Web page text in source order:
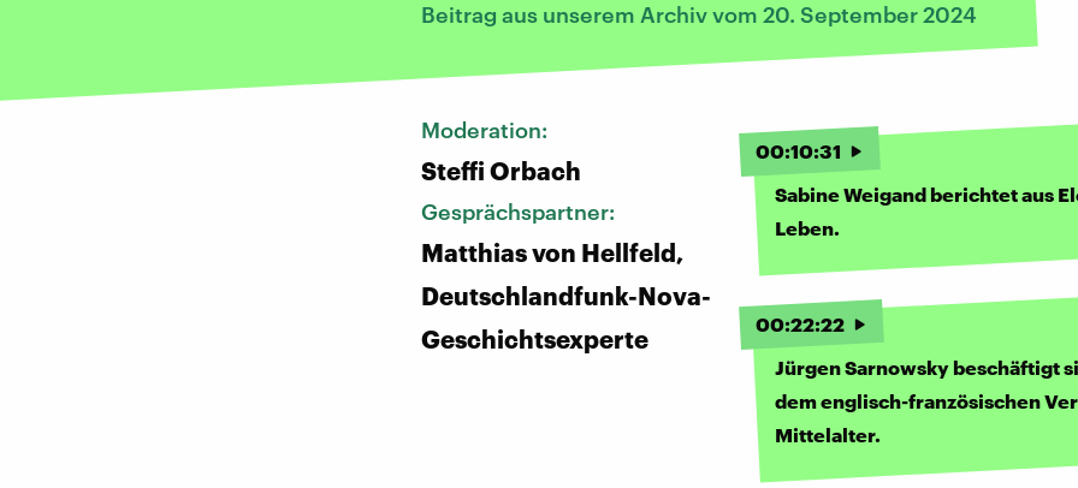
Beitrag aus unserem Archiv vom 20. September 2024
Moderation:
Steffi Orbach
Gesprächspartner:
Matthias von Hellfeld,
Deutschlandfunk-Nova-
Geschichtsexperte
00:10:31
Sabine Weigand berichtet aus
Leben.
00:22:22
Jürgen Sarnowsky beschäftigt
dem englisch-französischen
Mittelalter.